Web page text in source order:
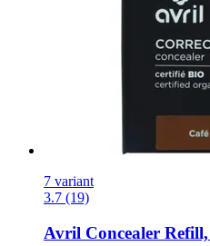
7 variant
3.7 (19)
Avril Concealer